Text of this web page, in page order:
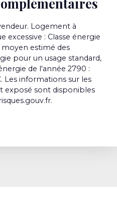
Logement à
: Classe énergie
moyen estimé des
pour un usage standard,
de l'année 2790 :
Les informations sur les
exposé sont disponibles